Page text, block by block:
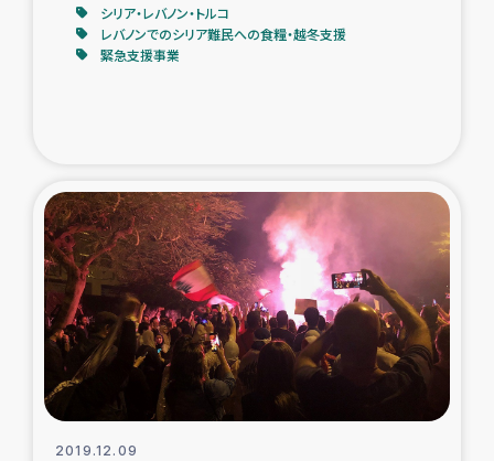
ベイルート大規模爆発被災者支援
シリア・レバノン・トルコ
レバノンでのシリア難民への食糧・越冬支援
緊急支援事業
2019.12.09